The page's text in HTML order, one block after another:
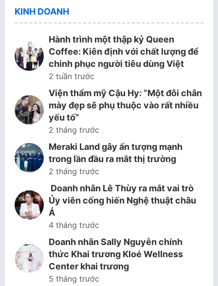
KINH DOANH
Hành trình một thập kỷ Queen
Coffee: Kiên định với chất lượng để
chinh phục người tiêu dùng Việt
2 tuần trước
Viện thẩm mỹ Cậu Hy: “Một đôi chân
mày đẹp sẽ phụ thuộc vào rất nhiều
yếu tố”
2 tháng trước
Meraki Land gây ấn tượng mạnh
trong lần đầu ra mắt thị trường
2 tháng trước
Doanh nhân Lê Thùy ra mắt vai trò
Ủy viên cống hiến Nghệ thuật châu
Á
4 tháng trước
Doanh nhân Sally Nguyễn chính
thức Khai trương Kloé Wellness
Center khai trương
5 tháng trước